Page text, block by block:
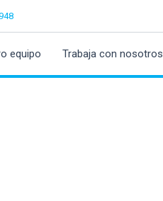
equipo Trabaja con nosotros